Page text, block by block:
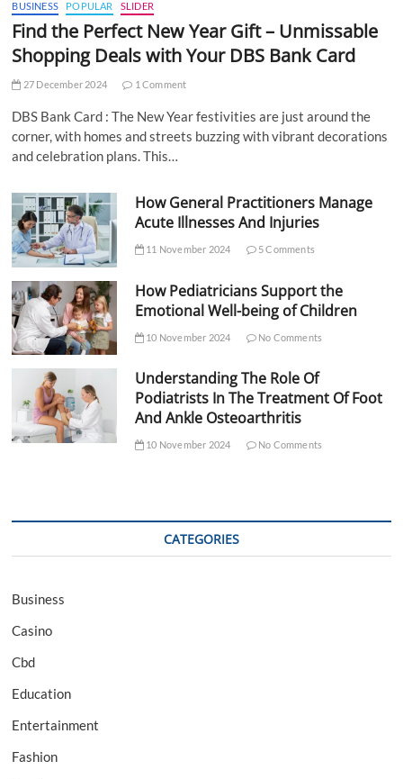
BUSINESS POPULAR SLIDER
Find the Perfect New Year Gift – Unmissable
Shopping Deals with Your DBS Bank Card
27 December 2024 1 Comment
DBS Bank Card : The New Year festivities are just around the
corner, with homes and streets buzzing with vibrant decorations
and celebration plans. This…
How General Practitioners Manage
Acute Illnesses And Injuries
11 November 2024 5 Comments
How Pediatricians Support the
Emotional Well-being of Children
10 November 2024 No Comments
Understanding The Role Of
Podiatrists In The Treatment Of Foot
And Ankle Osteoarthritis
10 November 2024 No Comments
CATEGORIES
Business
Casino
Cbd
Education
Entertainment
Fashion